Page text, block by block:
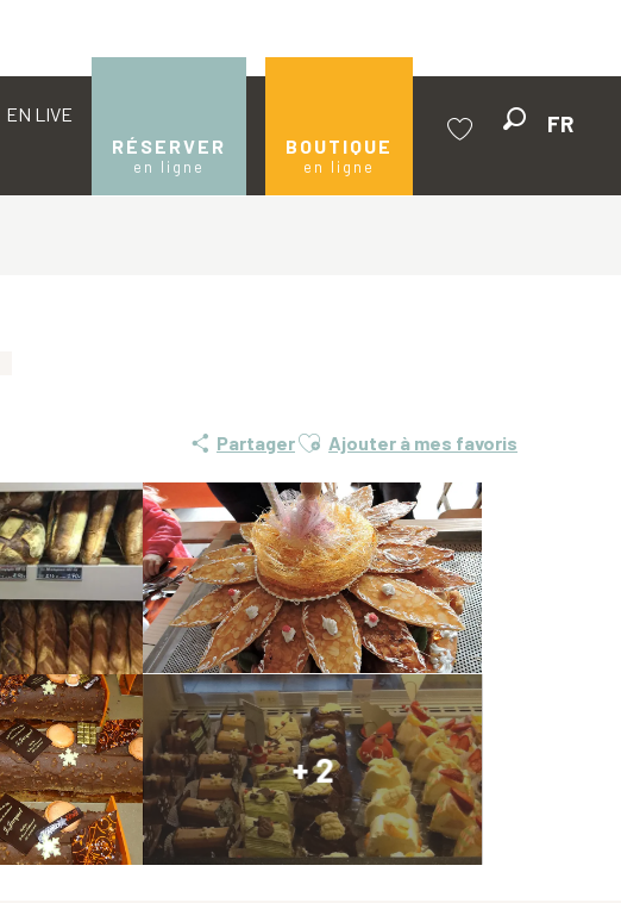
EN LIVE
RÉSERVER
en ligne
BOUTIQUE
en ligne
FR
PartagerAjouter aux favoris
Ajouter à mes favoris
+ 2